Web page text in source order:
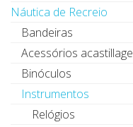
Náutica de Recreio
Bandeiras
Acessórios acastillage
Binóculos
Instrumentos
Relógios